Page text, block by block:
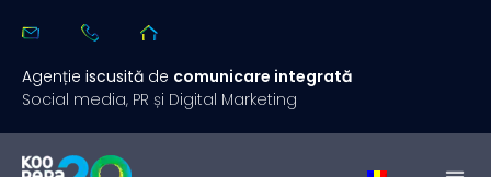
Agenție iscusită de comunicare integrată
Social media, PR și Digital Marketing